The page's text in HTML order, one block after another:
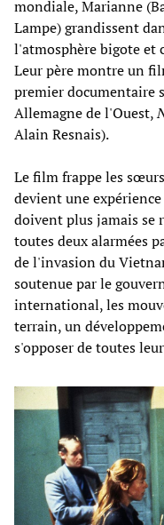
mondiale, Marianne
Lampe) grandissent
l'atmosphère bigote et
Leur père montre un
premier documentaire
Allemagne de l'Ouest,
Alain Resnais).
Le film frappe les
devient une
doivent plus jamais se
toutes deux alarmées
de l'invasion du
soutenue par le
international, les
terrain, un
s'opposer de toutes